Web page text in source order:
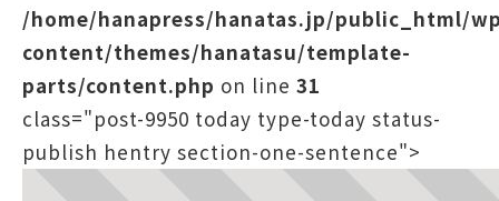
/home/hanapress/hanatas.jp/public_html/
content/themes/hanatasu/template-
parts/content.php on line 31
class="post-9950 today type-today status-
publish hentry section-one-sentence">